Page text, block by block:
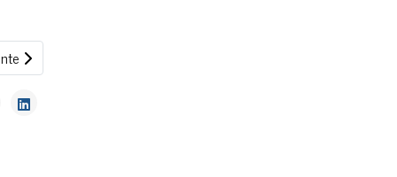
siguiente: WolfCRM celebra su 10º aniversario